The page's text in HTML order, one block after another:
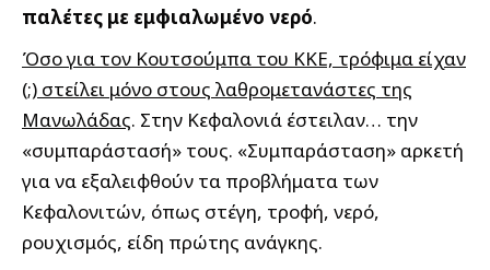
παλέτες με εμφιαλωμένο νερό.
Όσο για τον Κουτσούμπα του ΚΚΕ, τρόφιμα είχαν
(;) στείλει μόνο στους λαθρομετανάστες της
Μανωλάδας. Στην Κεφαλονιά έστειλαν… την
«συμπαράστασή» τους. «Συμπαράσταση» αρκετή
για να εξαλειφθούν τα προβλήματα των
Κεφαλονιτών, όπως στέγη, τροφή, νερό,
ρουχισμός, είδη πρώτης ανάγκης.